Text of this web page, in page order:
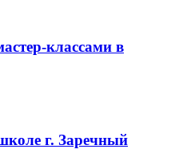
классами в
г. Заречный